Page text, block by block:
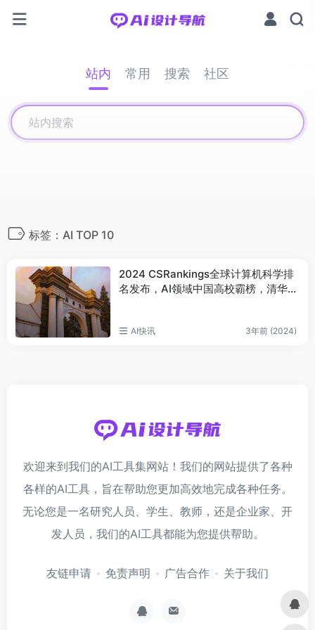
站内 常用 搜索 社区
标签：AI TOP 10
2024 CSRankings全球计算机科学排
名发布，AI领域中国高校霸榜，清华排
AI快讯 3年前 (2024)
欢迎来到我们的AI工具集网站！我们的网站提供了各种
各样的AI工具，旨在帮助您更加高效地完成各种任务。
无论您是一名研究人员、学生、教师，还是企业家、开
发人员，我们的AI工具都能为您提供帮助。
友链申请 免责声明 广告合作 关于我们